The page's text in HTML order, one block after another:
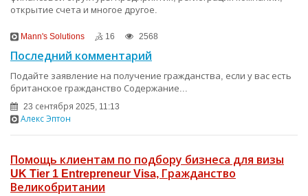
открытие счета и многое другое.
Mann's Solutions 16 2568
Последний комментарий
Подайте заявление на получение гражданства, если у вас есть
британское гражданство Содержание...
23 сентября 2025, 11:13
Алекс Эптон
Помощь клиентам по подбору бизнеса для визы
UK Tier 1 Entrepreneur Visa, Гражданство
Великобритании